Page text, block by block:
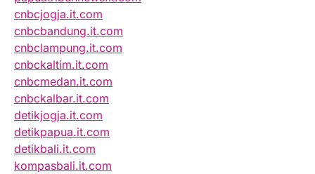
cnbcjogja.it.com
cnbcbandung.it.com
cnbclampung.it.com
cnbckaltim.it.com
cnbcmedan.it.com
cnbckalbar.it.com
detikjogja.it.com
detikpapua.it.com
detikbali.it.com
kompasbali.it.com